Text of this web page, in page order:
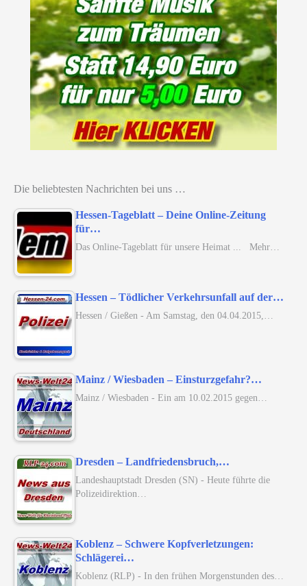
Die beliebtesten Nachrichten bei uns …
Hessen-Tageblatt – Deine Online-Zeitung
für…
Das Online-Tageblatt für unsere Heimat ... Mehr…
Hessen – Tödlicher Verkehrsunfall auf der…
Hessen / Gießen - Am Samstag, den 04.04.2015,…
Mainz / Wiesbaden – Einsturzgefahr?…
Mainz / Wiesbaden - Ein am 10.02.2015 gegen…
Dresden – Landfriedensbruch,…
Landeshauptstadt Dresden (SN) - Heute führte die
Polizeidirektion…
Koblenz – Schwere Kopfverletzungen:
Schlägerei…
Koblenz (RLP) - In den frühen Morgenstunden des…